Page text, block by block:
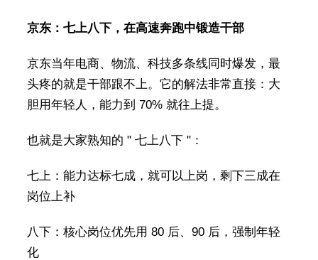
京东：七上八下，在高速奔跑中锻造干部
京东当年电商、物流、科技多条线同时爆发，最
头疼的就是干部跟不上。它的解法非常直接：大
胆用年轻人，能力到 70% 就往上提。
也就是大家熟知的 " 七上八下 "：
七上：能力达标七成，就可以上岗，剩下三成在
岗位上补
八下：核心岗位优先用 80 后、90 后，强制年轻
化